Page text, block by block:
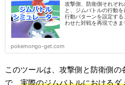
攻撃側、防衛側それぞ
と、ジムバトルの行動
行動パターンを設定す
わせた対戦を再現できま
pokemongo-get.com
このツールは、攻撃側と防衛側の
で、 実際のジムバトルにおける